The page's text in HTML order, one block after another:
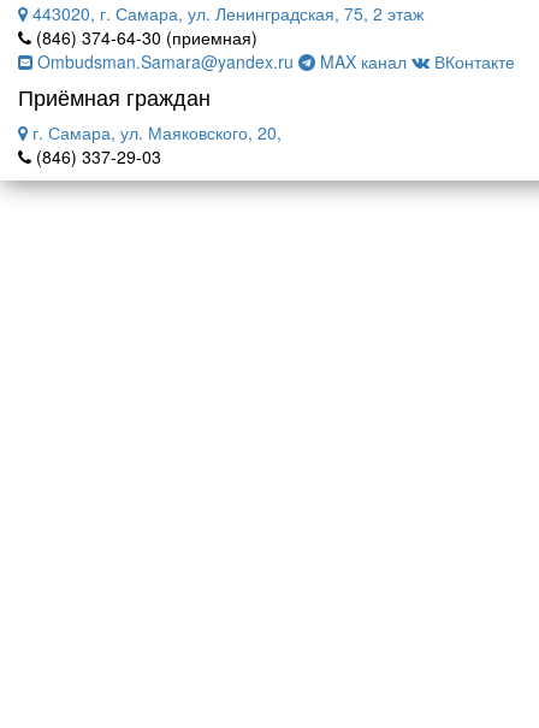
443020, г. Самара, ул. Ленинградская, 75, 2 этаж
(846) 374-64-30 (приемная)
Ombudsman.Samara@yandex.ru
MAX канал ВКонтакте
Приёмная граждан
г. Самара, ул. Маяковского, 20,
(846) 337-29-03